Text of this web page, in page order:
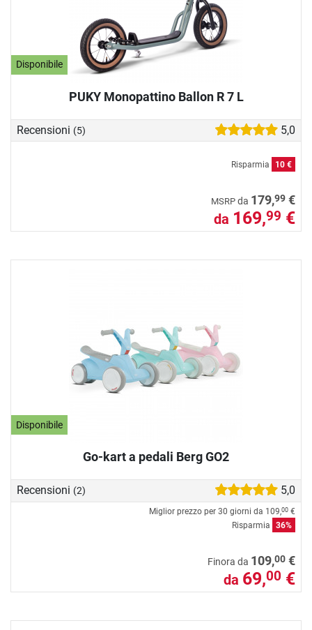
Disponibile
PUKY Monopattino Ballon R 7 L
Recensioni (5) 5,0
Risparmia 10 €
MSRP da 179,99 €
da 169,99 €
Disponibile
Go-kart a pedali Berg GO2
Recensioni (2) 5,0
Miglior prezzo per 30 giorni da 109,00 €
Risparmia
36%
Finora da 109,00 €
da 69,00 €